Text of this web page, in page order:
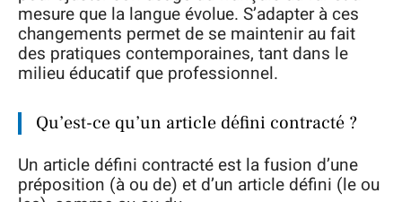
mesure que la langue évolue. S’adapter à ces
changements permet de se maintenir au fait
des pratiques contemporaines, tant dans le
milieu éducatif que professionnel.
Qu’est-ce qu’un article défini contracté ?
Un article défini contracté est la fusion d’une
préposition (à ou de) et d’un article défini (le ou